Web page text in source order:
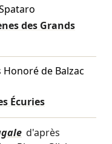
des Grands
Honoré de Balzac
Écuries
d'après